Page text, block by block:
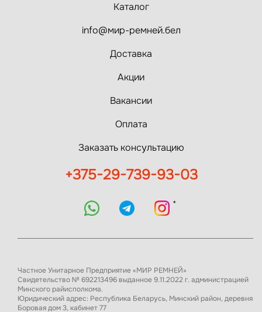
Каталог
info@мир-ремней.бел
Доставка
Акции
Вакансии
Оплата
Заказать консультацию
+375-29-739-93-03
*
Частное Унитарное Предприятие «МИР РЕМНЕЙ»
Свидетельство № 692213496 выданное 9.11.2022 г. администрацией
Минского райисполкома.
Юридический адрес: Республика Беларусь, Минский район, деревня
Боровая дом 3, кабинет 77